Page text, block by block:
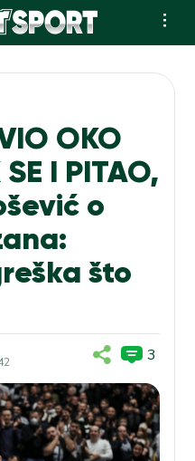
OKO
I PITAO,
o
što
3